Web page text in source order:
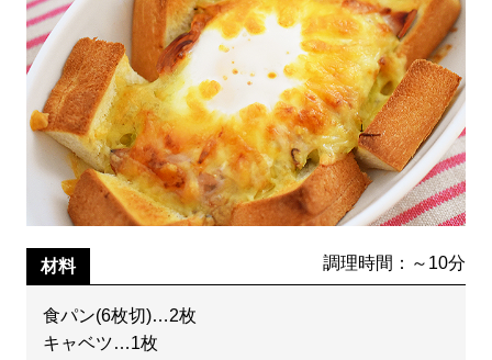
材料 調理時間：～10分
食パン(6枚切)…2枚
キャベツ…1枚